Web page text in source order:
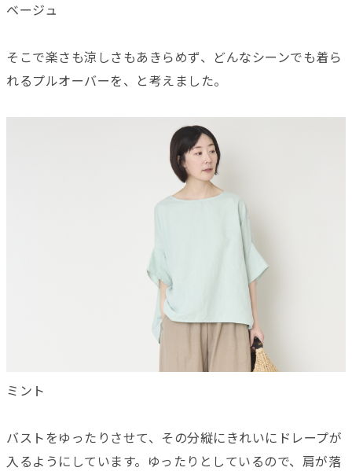
ベージュ
そこで楽さも涼しさもあきらめず、どんなシーンでも着ら
れるプルオーバーを、と考えました。
ミント
バストをゆったりさせて、その分縦にきれいにドレープが
入るようにしています。ゆったりとしているので、肩が落